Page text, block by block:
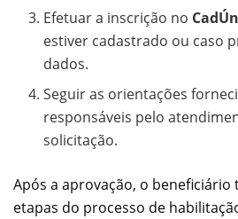
Efetuar a inscrição no
estiver cadastrado ou caso
dados.
Seguir as orientações
responsáveis pelo
solicitação.
Após a aprovação, o
etapas do processo de